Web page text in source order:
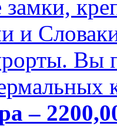
замки,
и
Вы
–